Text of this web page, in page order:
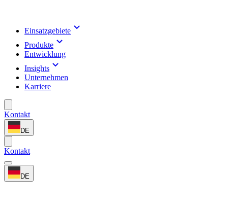
Einsatzgebiete
Produkte
Entwicklung
Insights
Unternehmen
Karriere
Kontakt
DE
Kontakt
DE